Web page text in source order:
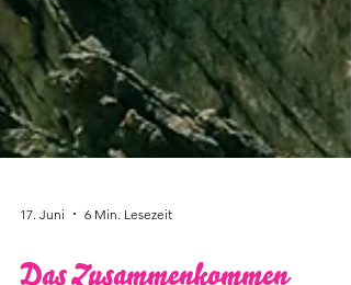
17. Juni 6 Min. Lesezeit